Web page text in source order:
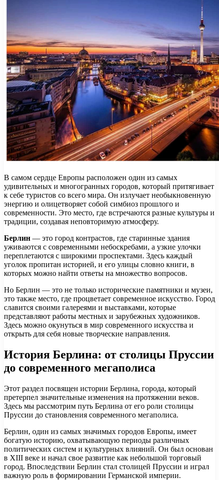
В самом сердце Европы расположен один из самых
удивительных и многогранных городов, который притягивает
к себе туристов со всего мира. Он излучает необыкновенную
энергию и олицетворяет собой симбиоз прошлого и
современности. Это место, где встречаются разные культуры и
традиции, создавая неповторимую атмосферу.
Берлин — это город контрастов, где старинные здания
уживаются с современными небоскребами, а узкие улочки
переплетаются с широкими проспектами. Здесь каждый
уголок пропитан историей, и его улицы словно книги, в
которых можно найти ответы на множество вопросов.
Но Берлин — это не только исторические памятники и музеи,
это также место, где процветает современное искусство. Город
славится своими галереями и выставками, которые
представляют работы местных и зарубежных художников.
Здесь можно окунуться в мир современного искусства и
открыть для себя новые творческие направления.
История Берлина: от столицы Пруссии
до современного мегаполиса
Этот раздел посвящен истории Берлина, города, который
претерпел значительные изменения на протяжении веков.
Здесь мы рассмотрим путь Берлина от его роли столицы
Пруссии до становления современного мегаполиса.
Берлин, один из самых значимых городов Европы, имеет
богатую историю, охватывающую периоды различных
политических систем и культурных влияний. Он был основан
в XIII веке и начал свое развитие как небольшой торговый
город. Впоследствии Берлин стал столицей Пруссии и играл
важную роль в формировании Германской империи.